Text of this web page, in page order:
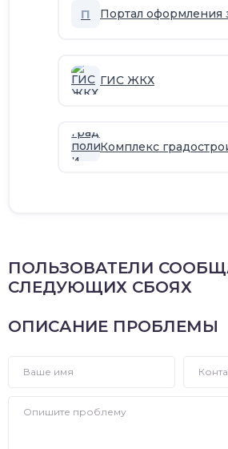
П Портал оформления
ГИС ЖКХ
Комплекс
ПОЛЬЗОВАТЕЛИ
СЛЕДУЮЩИХ СБОЯХ
ОПИСАНИЕ ПРОБЛЕМЫ